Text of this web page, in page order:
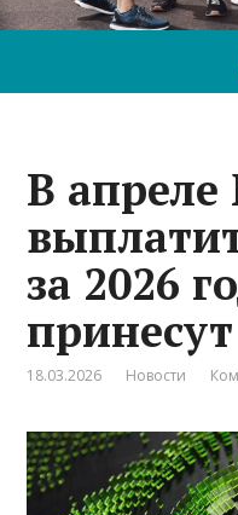
В апреле
за 2026
18.03.2026 Новости